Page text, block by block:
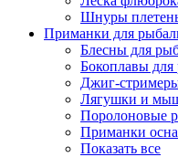
Шнуры
Приманки для
Блесны для
Бокоплавы для
Джиг-
Лягушки и
Поролоновые
Приманки
Показать все